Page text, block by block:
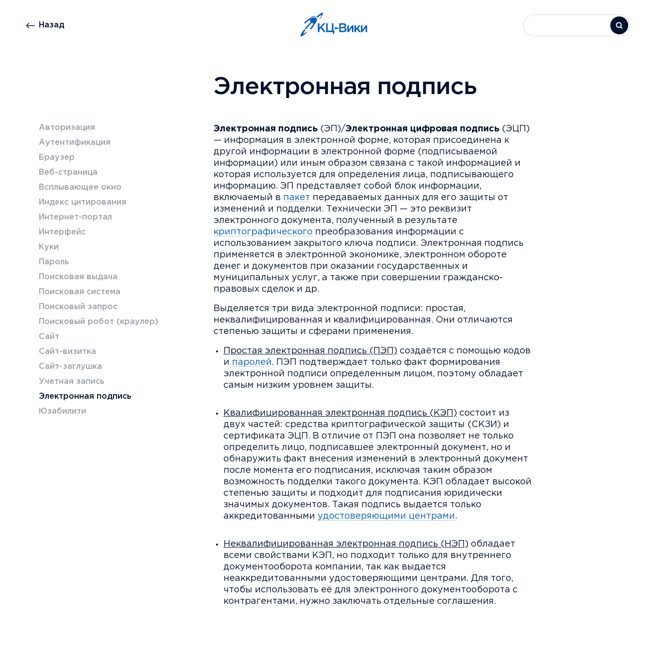
Назад
Электронная подпись
Авторизация
Аутентификация
Браузер
Веб-страница
Всплывающее окно
Индекс цитирования
Интернет-портал
Интерфейс
Куки
Пароль
Поисковая выдача
Поисковая система
Поисковый запрос
Поисковый робот (краулер)
Сайт
Сайт-визитка
Сайт-заглушка
Учетная запись
Электронная подпись
Юзабилити
Электронная подпись(ЭП)/Электронная цифровая подпись(ЭЦП)
— информация в электронной форме, которая присоединена к
другой информации в электронной форме (подписываемой
информации) или иным образом связана с такой информацией и
которая используется для определения лица, подписывающего
информацию. ЭП представляет собой блок информации,
включаемый в пакет передаваемых данных для его защиты от
изменений и подделки. Технически ЭП — это реквизит
электронного документа, полученный в результате
криптографического преобразования информации с
использованием закрытого ключа подписи. Электронная подпись
применяется в электронной экономике, электронном обороте
денег и документов при оказании государственных и
муниципальных услуг, а также при совершении гражданско-
правовых сделок и др.
Выделяется три вида электронной подписи: простая,
неквалифицированная и квалифицированная. Они отличаются
степенью защиты и сферами применения.
Простая электронная подпись (ПЭП)создаётся с помощью кодов
и паролей. ПЭП подтверждает только факт формирования
электронной подписи определенным лицом, поэтому обладает
самым низким уровнем защиты.
Квалифицированная электронная подпись (КЭП)состоит из
двух частей: средства криптографической защиты (СКЗИ) и
сертификата ЭЦП. В отличие от ПЭП она позволяет не только
определить лицо, подписавшее электронный документ, но и
обнаружить факт внесения изменений в электронный документ
после момента его подписания, исключая таким образом
возможность подделки такого документа. КЭП обладает высокой
степенью защиты и подходит для подписания юридически
значимых документов. Такая подпись выдается только
аккредитованными удостоверяющими центрами.
Неквалифицированная электронная подпись (НЭП)обладает
всеми свойствами КЭП, но подходит только для внутреннего
документооборота компании, так как выдается
неаккредитованными удостоверяющими центрами. Для того,
чтобы использовать её для электронного документооборота с
контрагентами, нужно заключать отдельные соглашения.